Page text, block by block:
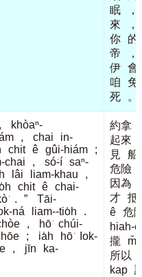
眠
，
來
，
你
的
帝
，
伊 會
咱
免
死
。
,
khòaⁿ-
, chai
in-
chit ê gûi-hiám
;
chai , só͘-í saⁿ-
lâi liam-khau
,
chit ê chai-
. ”
Tāi-
ná liam--tio̍h
.
, hō͘ chúi-
; ia̍h hō͘
Iok-
, jīn
ka-
約拿
起來
見
船
危險
因為
才 抵
ê 危
hiah-ê
攏
m̄
所以
kap